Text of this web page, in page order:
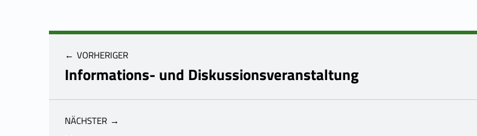
VORHERIGER
Informations- und Diskussionsveranstaltung
NÄCHSTER